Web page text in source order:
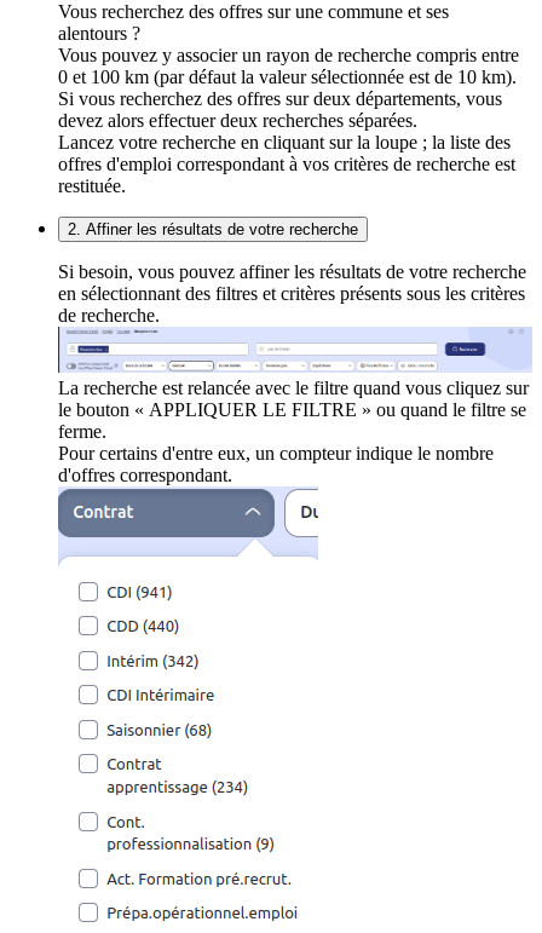
Vous recherchez des offres sur une commune et ses
alentours ?
Vous pouvez y associer un rayon de recherche compris entre
0 et 100 km (par défaut la valeur sélectionnée est de 10 km).
Si vous recherchez des offres sur deux départements, vous
devez alors effectuer deux recherches séparées.
Lancez votre recherche en cliquant sur la loupe ; la liste des
offres d'emploi correspondant à vos critères de recherche est
restituée.
2. Affiner les résultats de votre recherche
Si besoin, vous pouvez affiner les résultats de votre recherche
en sélectionnant des filtres et critères présents sous les critères
de recherche.
La recherche est relancée avec le filtre quand vous cliquez sur
le bouton « APPLIQUER LE FILTRE » ou quand le filtre se
ferme.
Pour certains d'entre eux, un compteur indique le nombre
d'offres correspondant.